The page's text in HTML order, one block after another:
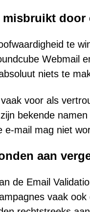
door
te
Webmail
niets te
voor als
bekende
e-mail mag niet
aan
de Email
vaak